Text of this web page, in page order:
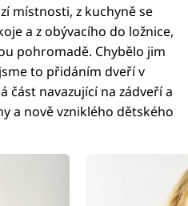
místnosti, z kuchyně se
a z obývacího do ložnice,
pohromadě. Chybělo jim
to přidáním dveří v
část navazující na zádveří a
a nově vzniklého dětského